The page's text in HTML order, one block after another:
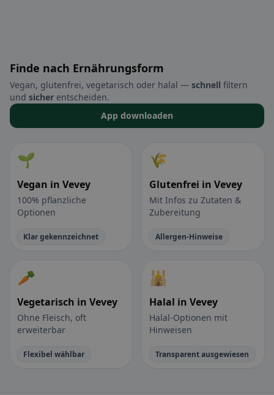
Finde nach Ernährungsform
Vegan, glutenfrei, vegetarisch oder halal — schnell filtern
und sicher entscheiden.
App downloaden
🌱
Vegan in Vevey
100% pflanzliche
Optionen
Klar gekennzeichnet
🌾
Glutenfrei in Vevey
Mit Infos zu Zutaten &
Zubereitung
Allergen-Hinweise
🥕
Vegetarisch in Vevey
Ohne Fleisch, oft
erweiterbar
Flexibel wählbar
🕌
Halal in Vevey
Halal-Optionen mit
Hinweisen
Transparent ausgewiesen